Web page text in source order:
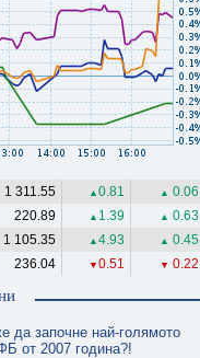
1 311.55 ▲ 0.81 ▲ 0.06
220.89 ▲ 1.39 ▲ 0.63
1 105.35 ▲ 4.93 ▲ 0.45
236.04 ▼ 0.51 ▼ 0.22
започне най-голямото
от 2007 година?!